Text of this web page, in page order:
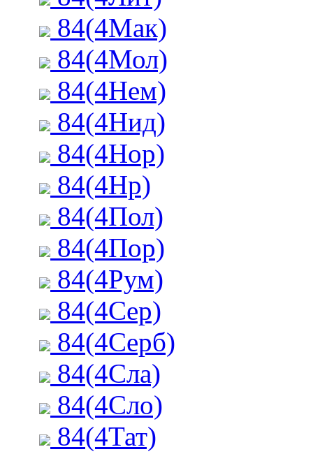
84(4Мак)
84(4Мол)
84(4Нем)
84(4Нид)
84(4Нор)
84(4Нр)
84(4Пол)
84(4Пор)
84(4Рум)
84(4Сер)
84(4Серб)
84(4Сла)
84(4Сло)
84(4Тат)